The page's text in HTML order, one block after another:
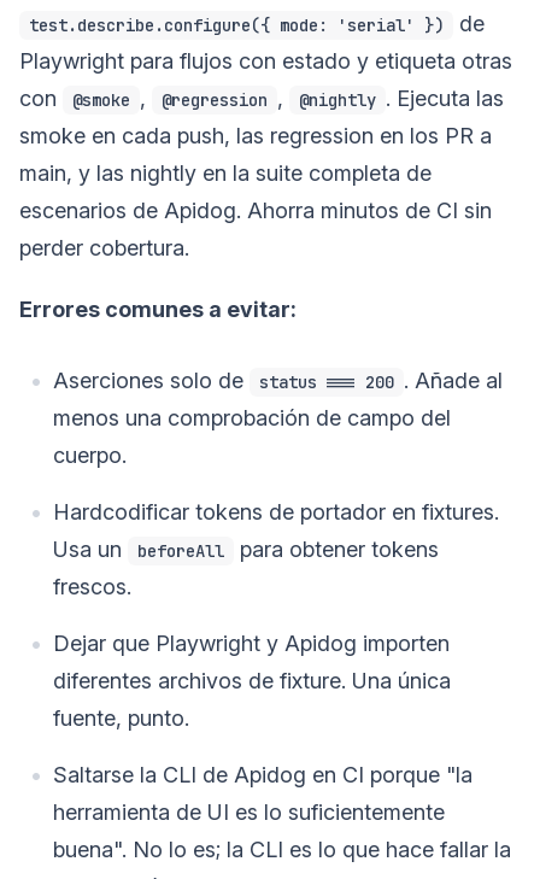
test.describe.configure({ mode: 'serial' })
de
Playwright para flujos con estado y etiqueta otras
con
@smoke , @regression , @nightly . Ejecuta las
smoke en cada push, las regression en los PR a
main, y las nightly en la suite completa de
escenarios de Apidog. Ahorra minutos de CI sin
perder cobertura.
Errores comunes a evitar:
Aserciones solo de status === 200 . Añade al
menos una comprobación de campo del
cuerpo.
Hardcodificar tokens de portador en fixtures.
Usa un
beforeAll
para obtener tokens
frescos.
Dejar que Playwright y Apidog importen
diferentes archivos de fixture. Una única
fuente, punto.
Saltarse la CLI de Apidog en CI porque "la
herramienta de UI es lo suficientemente
buena". No lo es; la CLI es lo que hace fallar la